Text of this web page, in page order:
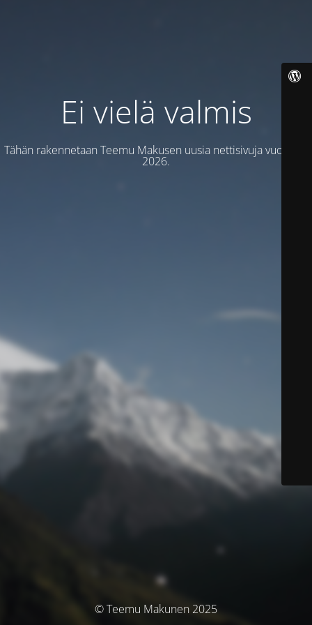
Ei vielä valmis
Tähän rakennetaan Teemu Makusen uusia nettisivuja vuodelle
2026.
© Teemu Makunen 2025